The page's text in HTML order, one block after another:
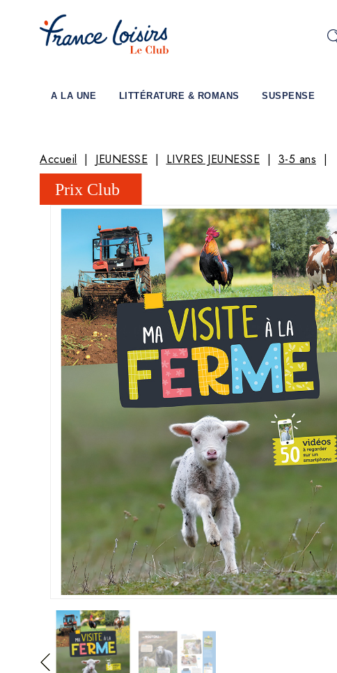
A LA UNE LITTÉRATURE & ROMANS SUSPENSE
Accueil JEUNESSE LIVRES JEUNESSE 3-5 ans